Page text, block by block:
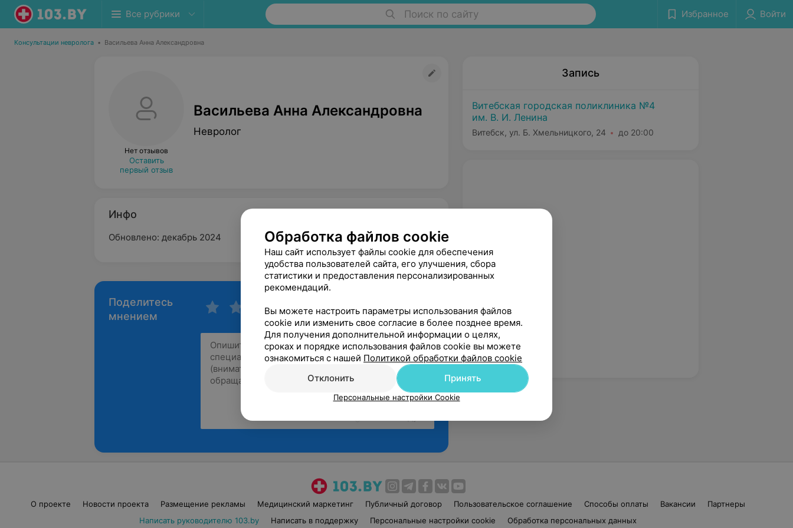
Все рубрики Поиск по сайту Избранное Войти
Консультации невролога • Васильева Анна Александровна
Нет отзывов
Оставить
первый отзыв
Васильева Анна Александровна
Невролог
Инфо
Обновлено: декабрь 2024
Поделитесь
мнением
Запись
Витебская городская поликлиника №4
им. В. И. Ленина
Витебск, ул. Б. Хмельницкого, 24 до 20:00
О проекте Новости проекта Размещение рекламы Медицинский маркетинг Публичный договор Пользовательское соглашение Способы оплаты Вакансии
Партнеры
Написать руководителю 103.by
Написать в поддержку Персональные настройки cookie Обработка персональных данных
Обработка файлов cookie
Наш сайт использует файлы cookie для обеспечения
удобства пользователей сайта, его улучшения, сбора
статистики и предоставления персонализированных
рекомендаций.
Вы можете настроить параметры использования файлов
cookie или изменить свое согласие в более позднее время.
Для получения дополнительной информации о целях,
сроках и порядке использования файлов cookie вы можете
ознакомиться с нашей Политикой обработки файлов cookie
Отклонить
Принять
Персональные настройки Cookie